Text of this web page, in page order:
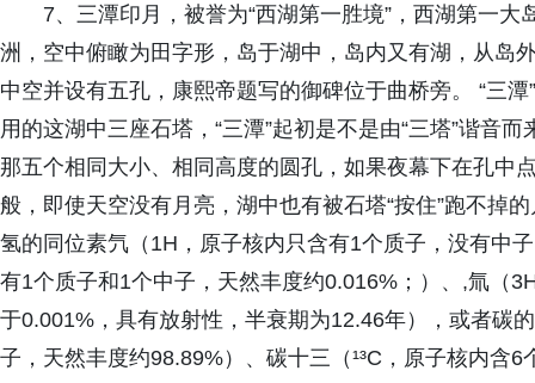
7、三潭印月，被誉为“西湖第一胜境”，西湖第一
洲，空中俯瞰为田字形，岛于湖中，岛内又有湖，从岛
中空并设有五孔，康熙帝题写的御碑位于曲桥旁。 “三
用的这湖中三座石塔，“三潭”起初是不是由“三塔”谐音
那五个相同大小、相同高度的圆孔，如果夜幕下在孔中
般，即使天空没有月亮，湖中也有被石塔“按住”跑不掉
氢的同位素氕（1H，原子核内只含有1个质子，没有中
有1个质子和1个中子，天然丰度约0.016%；）、,氚（
于0.001%，具有放射性，半衰期为12.46年），或者碳
子，天然丰度约98.89%）、碳十三（¹³C，原子核内含